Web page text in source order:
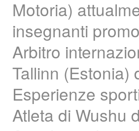
Motoria)
insegnanti
Arbitro
Tallinn (Estonia)
Esperienze
Atleta di Wushu